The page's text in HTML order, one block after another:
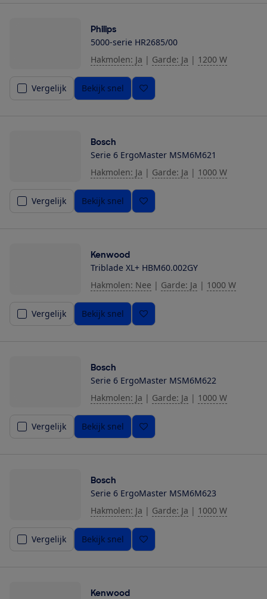
Philips
5000-serie HR2685/00
Hakmolen: Ja | Garde: Ja | 1200 W
Vergelijk Bekijk snel
Bosch
Serie 6 ErgoMaster MSM6M621
Hakmolen: Ja | Garde: Ja | 1000 W
Vergelijk Bekijk snel
Kenwood
Triblade XL+ HBM60.002GY
Hakmolen: Nee | Garde: Ja | 1000 W
Vergelijk Bekijk snel
Bosch
Serie 6 ErgoMaster MSM6M622
Hakmolen: Ja | Garde: Ja | 1000 W
Vergelijk Bekijk snel
Bosch
Serie 6 ErgoMaster MSM6M623
Hakmolen: Ja | Garde: Ja | 1000 W
Vergelijk Bekijk snel
Kenwood